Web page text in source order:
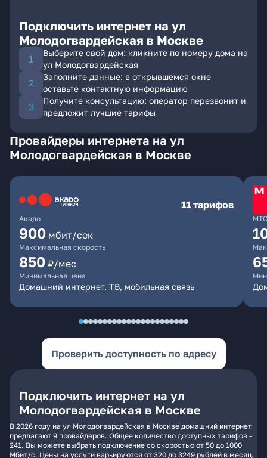
Подключить интернет на ул
Молодогвардейская в Москве
Выберите свой дом: кликните по номеру дома на
ул Молодогвардейская
Заполните данные: в открывшемся окне
оставьте контактную информацию
Получите консультацию: оператор перезвонит и
предложит лучшие тарифы
Провайдеры интернета на ул
Молодогвардейская в Москве
Акадо
11 тарифов
900 мбит/сек
Максимальная скорость
850 ₽/мес
Минимальная цена
Домашний интернет, ТВ, мобильная связь
МТС
Проверить доступность по адресу
Подключить интернет на ул
Молодогвардейская в Москве
В 2026 году на ул Молодогвардейская в Москве домашний интернет
предлагают 9 провайдеров. Общее количество доступных тарифов -
241. Вы можете выбрать подключение со скоростью от 50 до 1000
Мбит/с. Цены на услуги варьируются от 320 до 3249 рублей в месяц.